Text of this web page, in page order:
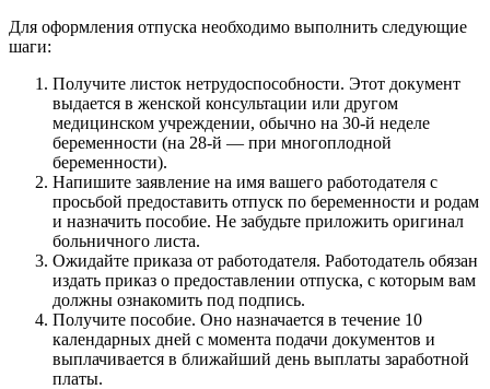
Для оформления отпуска необходимо выполнить следующие
шаги:
Получите листок нетрудоспособности. Этот документ
выдается в женской консультации или другом
медицинском учреждении, обычно на 30-й неделе
беременности (на 28-й — при многоплодной
беременности).
Напишите заявление на имя вашего работодателя с
просьбой предоставить отпуск по беременности и родам
и назначить пособие. Не забудьте приложить оригинал
больничного листа.
Ожидайте приказа от работодателя. Работодатель обязан
издать приказ о предоставлении отпуска, с которым вам
должны ознакомить под подпись.
Получите пособие. Оно назначается в течение 10
календарных дней с момента подачи документов и
выплачивается в ближайший день выплаты заработной
платы.